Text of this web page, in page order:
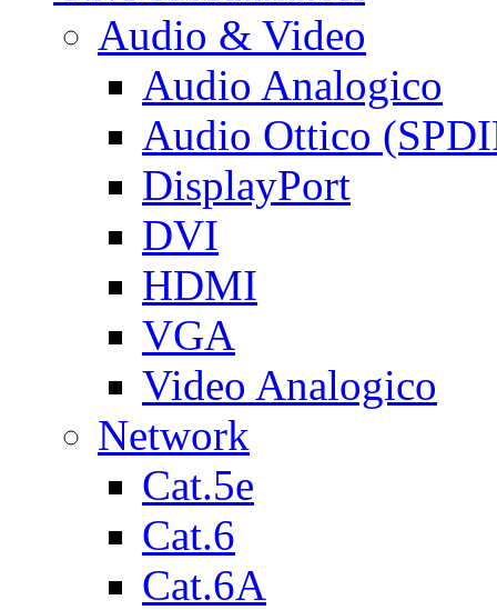
Audio & Video
Audio Analogico
Audio Ottico
DisplayPort
DVI
HDMI
VGA
Video Analogico
Network
Cat.5e
Cat.6
Cat.6A